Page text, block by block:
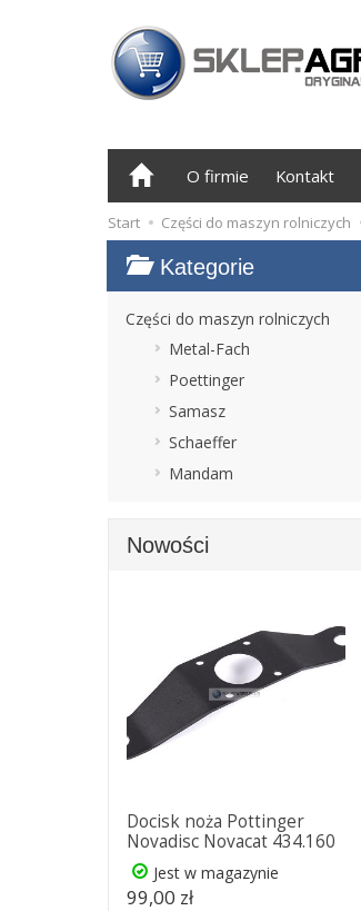
O firmie Kontakt
Start Części do maszyn rolniczych
Kategorie
Części do maszyn rolniczych
Metal-Fach
Poettinger
Samasz
Schaeffer
Mandam
Nowości
Docisk noża Pottinger
Novadisc Novacat 434.160
Jest w magazynie
99,00 zł